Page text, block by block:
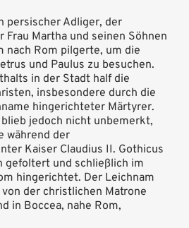
persischer Adliger, der
Frau Martha und seinen Söhnen
nach Rom pilgerte, um die
und Paulus zu besuchen.
in der Stadt half die
insbesondere durch die
hingerichteter Märtyrer.
jedoch nicht unbemerkt,
während der
Kaiser Claudius II. Gothicus
gefoltert und schließlich im
hingerichtet. Der Leichnam
der christlichen Matrone
in Boccea, nahe Rom,